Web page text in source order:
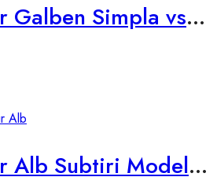
Verigheta Aur Galben Simpla vsp-3mm
Alb
Verighete Aur Alb Subtiri Model d678-a